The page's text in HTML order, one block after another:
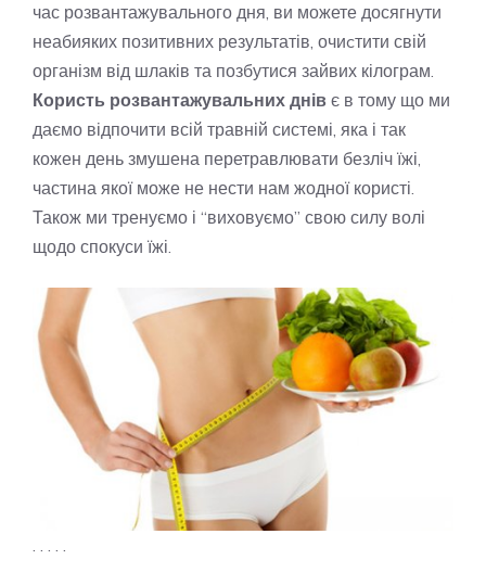
час розвантажувального дня, ви можете досягнути
неабияких позитивних результатів, очиcтити свій
організм від шлаків та позбутися зайвих кілограм.
Користь розвантажувальних днів є в тому що ми
даємо відпочити всій травній системі, яка і так
кожен день змушена перетравлювати безліч їжі,
частина якої може не нести нам жодної користі.
Також ми тренуємо і “виховуємо” свою силу волі
щодо спокуси їжі.